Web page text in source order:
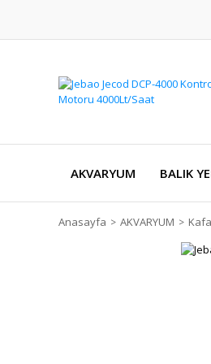
AKVARYUM BALIK
Anasayfa AKVARYUM